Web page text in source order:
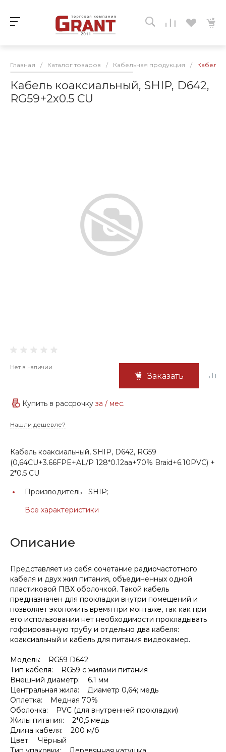
Главная / Каталог товаров / Кабельная продукция / Кабель
Кабель коаксиальный, SHIP, D642,
RG59+2х0.5 CU
Нет в наличии
Заказать
Купить в рассрочку за / мес.
Нашли дешевле?
Кабель коаксиальный, SHIP, D642, RG59
(0,64СU+3.66FPE+AL/P 128*0.12aa+70% Braid+6.10PVC) +
2*0.5 CU
Производитель - SHIP;
Все характеристики
Описание
Представляет из себя сочетание радиочастотного
кабеля и двух жил питания, объединенных одной
пластиковой ПВХ оболочкой. Такой кабель
предназначен для прокладки внутри помещений и
позволяет экономить время при монтаже, так как при
его использовании нет необходимости прокладывать
гофрированную трубу и отдельно два кабеля:
коаксиальный и кабель для питания видеокамер.
Модель: RG59 D642
Тип кабеля: RG59 с жилами питания
Внешний диаметр: 6.1 мм
Центральная жила: Диаметр 0,64; медь
Оплетка: Медная 70%
Оболочка: PVC (для внутренней прокладки)
Жилы питания: 2*0,5 медь
Длина кабеля: 200 м/б
Цвет: Чёрный